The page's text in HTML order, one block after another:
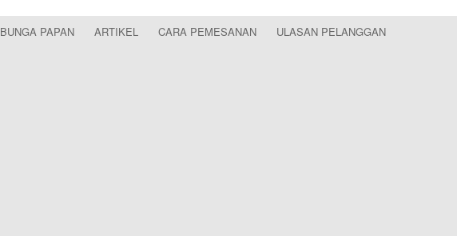
BUNGA PAPAN ARTIKEL CARA PEMESANAN ULASAN PELANGGAN